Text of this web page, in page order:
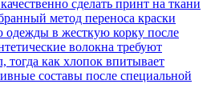
сделать принт на ткани
метод переноса краски
одежды в жесткую корку после
волокна требуют
тогда как хлопок впитывает
составы после специальной